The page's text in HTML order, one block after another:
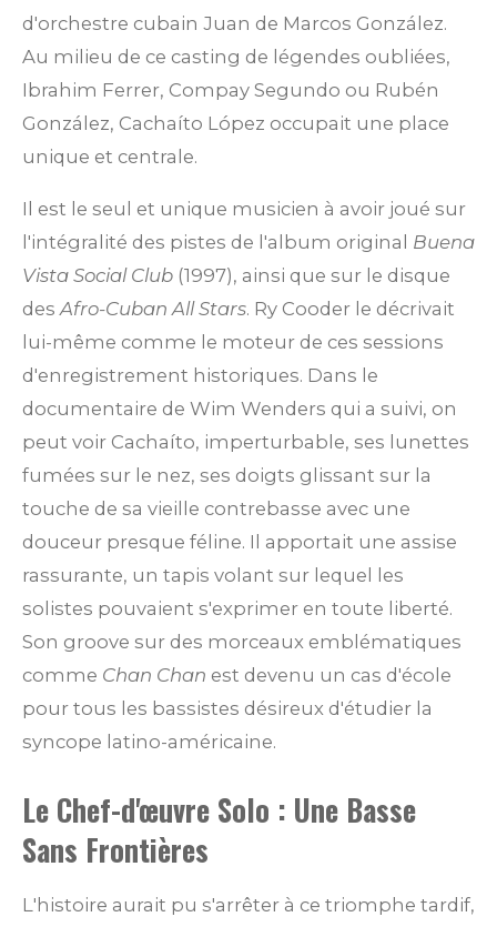
d'orchestre cubain Juan de Marcos González.
Au milieu de ce casting de légendes oubliées,
Ibrahim Ferrer, Compay Segundo ou Rubén
González, Cachaíto López occupait une place
unique et centrale.
Il est le seul et unique musicien à avoir joué sur
l'intégralité des pistes de l'album original Buena
Vista Social Club (1997), ainsi que sur le disque
des Afro-Cuban All Stars. Ry Cooder le décrivait
lui-même comme le moteur de ces sessions
d'enregistrement historiques. Dans le
documentaire de Wim Wenders qui a suivi, on
peut voir Cachaíto, imperturbable, ses lunettes
fumées sur le nez, ses doigts glissant sur la
touche de sa vieille contrebasse avec une
douceur presque féline. Il apportait une assise
rassurante, un tapis volant sur lequel les
solistes pouvaient s'exprimer en toute liberté.
Son groove sur des morceaux emblématiques
comme Chan Chan est devenu un cas d'école
pour tous les bassistes désireux d'étudier la
syncope latino-américaine.
Le Chef-d'œuvre Solo : Une Basse
Sans Frontières
L'histoire aurait pu s'arrêter à ce triomphe tardif,